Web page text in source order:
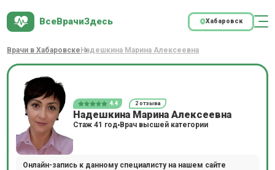
ВсеВрачиЗдесь Хабаровск
Врачи в Хабаровске Надешкина Марина Алексеевна
4.4 2 отзыва
Надешкина Марина Алексеевна
Стаж 41 год Врач высшей категории
Онлайн-запись к данному специалисту на нашем сайте